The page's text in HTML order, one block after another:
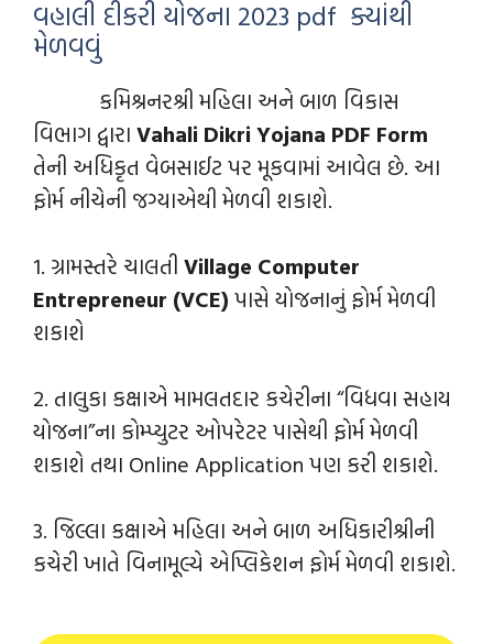
વહાલી દીકરી યોજના 2023 pdf ક્યાંથી
મેળવવું
કમિશ્રનરશ્રી મહિલા અને બાળ વિકાસ
વિભાગ દ્વારા Vahali Dikri Yojana PDF Form
તેની અધિકૃત વેબસાઈટ પર મૂકવામાં આવેલ છે. આ
ફોર્મ નીચેની જગ્યાએથી મેળવી શકાશે.
1. ગ્રામસ્તરે ચાલતી Village Computer
Entrepreneur (VCE) પાસે યોજનાનું ફોર્મ મેળવી
શકાશે
2. તાલુકા કક્ષાએ મામલતદાર કચેરીના “વિધવા સહાય
યોજના”ના કોમ્પ્યુટર ઓપરેટર પાસેથી ફોર્મ મેળવી
શકાશે તથા Online Application પણ કરી શકાશે.
3. જિલ્લા કક્ષાએ મહિલા અને બાળ અધિકારીશ્રીની
કચેરી ખાતે વિનામૂલ્યે એપ્લિકેશન ફોર્મ મેળવી શકાશે.